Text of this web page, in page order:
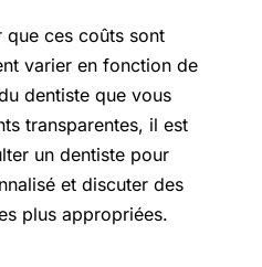
que ces coûts sont
varier en fonction de
dentiste que vous
transparentes, il est
un dentiste pour
et discuter des
plus appropriées.